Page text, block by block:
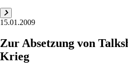
15.01.2009
Zur Absetzung von
Krieg